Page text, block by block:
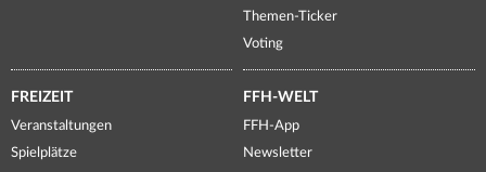
Themen-Ticker
Voting
FREIZEIT
Veranstaltungen
Spielplätze
FFH-WELT
FFH-App
Newsletter